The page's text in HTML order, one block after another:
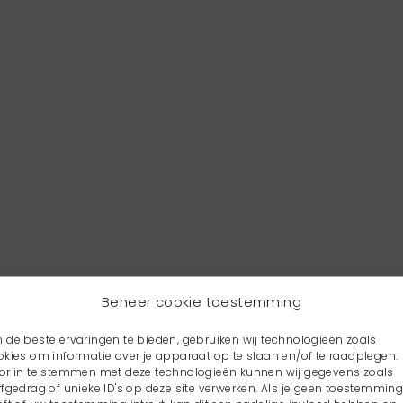
Beheer cookie toestemming
de beste ervaringen te bieden, gebruiken wij technologieën zoals
om informatie over je apparaat op te slaan en/of te raadplegen.
in te stemmen met deze technologieën kunnen wij gegevens zoals
of unieke ID's op deze site verwerken. Als je geen toestemming